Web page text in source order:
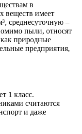
в
веществ имеет
среднесуточную –
пыли, относят
природные
предприятия,
1 класс.
считаются
и даже